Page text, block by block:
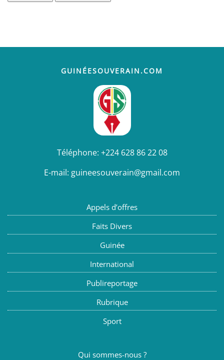
GUINÉESOUVERAIN.COM
Téléphone: +224 628 86 22 08
E-mail: guineesouverain@gmail.com
Appels d’offres
Faits Divers
Guinée
International
Publireportage
Rubrique
Sport
Qui sommes-nous ?